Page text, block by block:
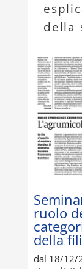
della
ruolo
della
dal 18/12/